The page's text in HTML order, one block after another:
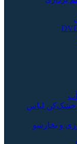
خشک‌کن لباس
و بخارشو